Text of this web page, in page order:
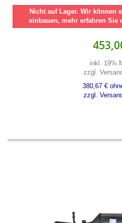
Nicht auf Lager. Wir können
einbauen, mehr erfahren Sie
inkl. 19%
zzgl.
380,67 €
zzgl.